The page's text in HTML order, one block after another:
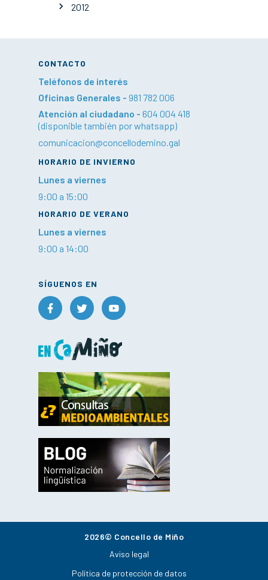
2012
CONTACTO
Teléfonos de interés
Oficinas Generales - 981 782 006
Atención al ciudadano - 604 004 418
(disponible también por whatsapp)
comunicacion@concellodemino.gal
HORARIO DE INVIERNO
Lunes a viernes
9:00 a 15:00
HORARIO DE VERANO
Lunes a viernes
9:00 a 14:00
SÍGUENOS EN
2026© Concello de Miño
Aviso legal
Política de protección de datos